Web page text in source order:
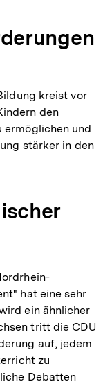
kreist vor
den
ermöglichen und
stärker in den
hat eine sehr
ein ähnlicher
tritt die CDU
auf, jedem
zu
Debatten